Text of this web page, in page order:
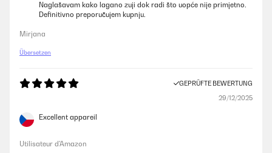
Amazon-Benutzer
Die Medien konnten nicht geladen werden. Ich mag es, wenn die
Wohnung warm ist. Und manchmal lüfte ich kurz, damit die Luft in der
Wohnung nicht zu kalt wird. Und zusammen mit der Temperatur nimmt
leistungsstarke KLARSTEIN-Luftentfeuchter zu Hilfe. Dank seines
Smart-Modus hält er die Luftfeuchtigkeit im Raum auf einem
ähnliches Modell gesehen, das mehr als doppelt so viel Strom
Naglašavam kako lagano zuji dok radi što uopće nije primjetno.
Definitivno preporučujem kupnju.
Mirjana
Übersetzen
GEPRÜFTE BEWERTUNG
29/12/2025
Excellent appareil
Utilisateur d'Amazon